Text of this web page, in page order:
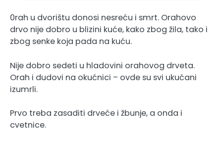
0rah u dvorištu donosi nesreću i smrt. Orahovo
drvo nije dobro u blizini kuće, kako zbog žila, tako i
zbog senke koja pada na kuću.
Nije dobro sedeti u hladovini orahovog drveta.
Orah i dudovi na okućnici – ovde su svi ukućani
izumrli.
Prvo treba zasaditi drveće i žbunje, a onda i
cvetnice.